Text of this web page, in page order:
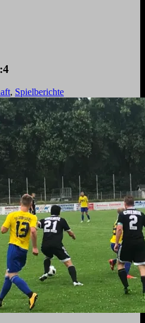
, Spielberichte